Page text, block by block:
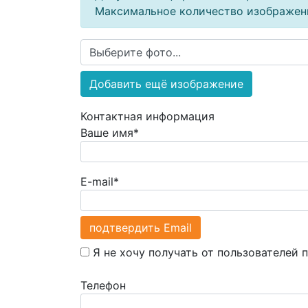
Максимальное количество
Выберите фото...
Контактная информация
Ваше имя*
E-mail*
подтвердить Email
Я не хочу получать от пользователей
Телефон